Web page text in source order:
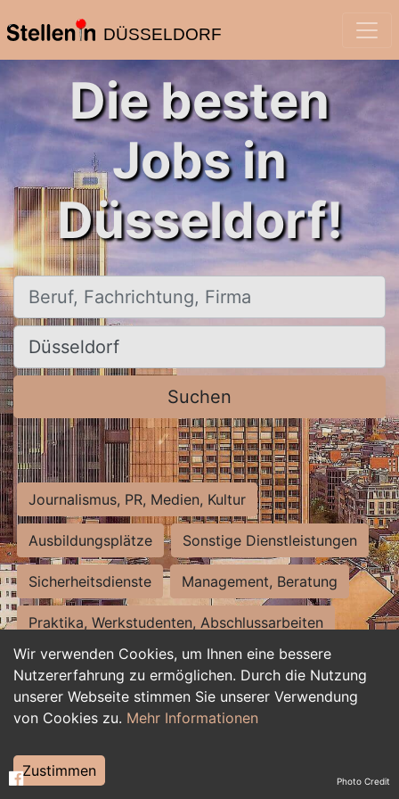
DÜSSELDORF
Wir verwenden Cookies, um Ihnen eine bessere
Nutzererfahrung zu ermöglichen. Durch die Nutzung
unserer Webseite stimmen Sie unserer Verwendung
von Cookies zu. Mehr Informationen
Zustimmen
Die besten
Jobs in
Düsseldorf!
Beruf, Fachrichtung, Firma
Ort, Stadt
Suchen
Journalismus, PR, Medien, Kultur
Ausbildungsplätze Sonstige Dienstleistungen
Sicherheitsdienste Management, Beratung
Praktika, Werkstudenten, Abschlussarbeiten
Personalwesen Assistenz, Sekretariat
Hilfskräfte, Aushilfs- und Nebenjobs
Weiterbildung, Studium, duale Ausbildung Photo Credit